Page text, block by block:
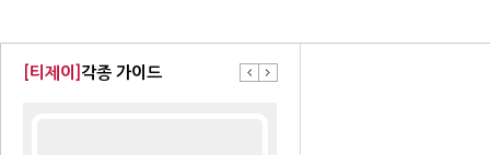
[티제이] 각종 가이드